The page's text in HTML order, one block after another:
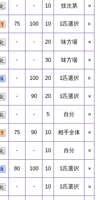
- - 10 技次第 ×
75 100 10 1匹選択 ○
- - 20 味方場 ×
- - 30 味方場 ×
- 100 20 1匹選択 ○
- 90 20 1匹選択 ×
- - 5 自分 ×
75 90 10 相手全体 ×
- - 10 自分 ×
80 100 10 1匹選択 ×
- - 10 1匹選択 ×